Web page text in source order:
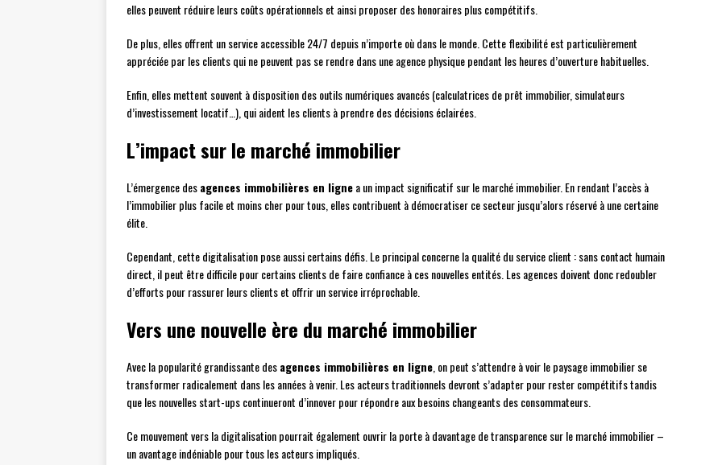
elles peuvent réduire leurs coûts opérationnels et ainsi proposer des honoraires plus compétitifs.
De plus, elles offrent un service accessible 24/7 depuis n’importe où dans le monde. Cette flexibilité est particulièrement
appréciée par les clients qui ne peuvent pas se rendre dans une agence physique pendant les heures d’ouverture habituelles.
Enfin, elles mettent souvent à disposition des outils numériques avancés (calculatrices de prêt immobilier, simulateurs
d’investissement locatif…), qui aident les clients à prendre des décisions éclairées.
L’impact sur le marché immobilier
L’émergence desagences immobilières en lignea un impact significatif sur le marché immobilier. En rendant l’accès à
l’immobilier plus facile et moins cher pour tous, elles contribuent à démocratiser ce secteur jusqu’alors réservé à une certaine
élite.
Cependant, cette digitalisation pose aussi certains défis. Le principal concerne la qualité du service client : sans contact humain
direct, il peut être difficile pour certains clients de faire confiance à ces nouvelles entités. Les agences doivent donc redoubler
d’efforts pour rassurer leurs clients et offrir un service irréprochable.
Vers une nouvelle ère du marché immobilier
Avec la popularité grandissante desagences immobilières en ligne , on peut s’attendre à voir le paysage immobilier se
transformer radicalement dans les années à venir. Les acteurs traditionnels devront s’adapter pour rester compétitifs tandis
que les nouvelles start-ups continueront d’innover pour répondre aux besoins changeants des consommateurs.
Ce mouvement vers la digitalisation pourrait également ouvrir la porte à davantage de transparence sur le marché immobilier –
un avantage indéniable pour tous les acteurs impliqués.